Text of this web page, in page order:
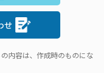
せ
内容は、作成時のものにな